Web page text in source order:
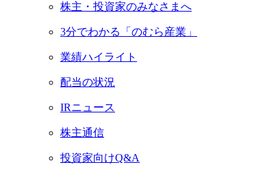
株主・投資家のみなさまへ
3分でわかる「のむら産業」
業績ハイライト
配当の状況
IRニュース
株主通信
投資家向けQ&A